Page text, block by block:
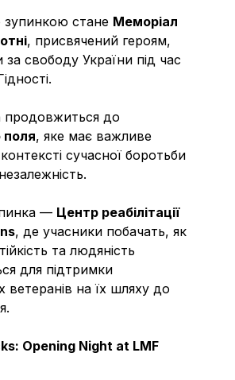
стане Меморіал
, присвячений героям,
за свободу України під час
продовжиться до
поля, яке має важливе
сучасної боротьби
— Центр реабілітації
, де учасники побачать, як
та людяність
для підтримки
ветеранів на їх шляху до
Opening Night at LMF